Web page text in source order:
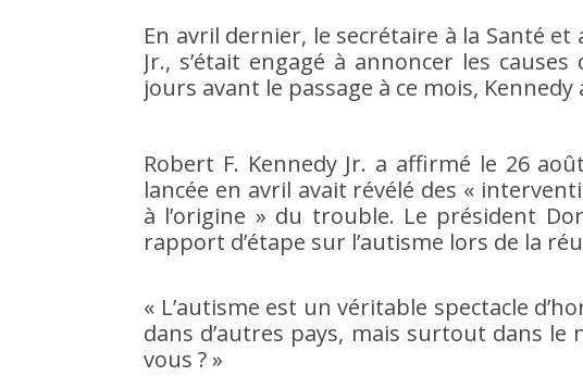
En avril dernier, le secrétaire à la Santé et
Jr., s’était engagé à annoncer les
jours avant le passage à ce mois,
Robert F. Kennedy Jr. a affirmé le 26
lancée en avril avait révélé des «
à l’origine » du trouble. Le président
rapport d’étape sur l’autisme lors de la
« L’autisme est un véritable spectacle
dans d’autres pays, mais surtout dans
vous ? »